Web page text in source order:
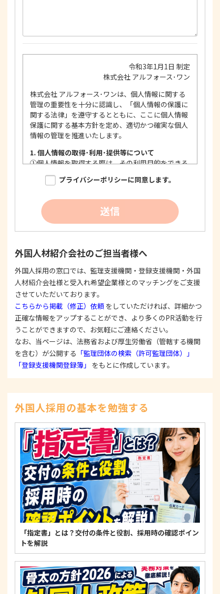
令和3年1月1日 制定
株式会社 アルフォース･ワン
株式会社 アルフォース･ワンは、個人情報に関する
管理の重要性を十分に認識し、「個人情報の保護に
関する法律」を遵守するとともに、ここに個人情報
保護に関する基本方針を定め、適切かつ確実な個人
情報の管理を推進いたします。
1. 個人情報の取得･利用･提供等について
①個人情報を取得する際は、その利用目的をできる
限り明確に特定し、その目的達成に必要な限度に
おいて適法かつ公正な手段を用い、同意を得て取
個人情報を利用する際は、本人に明示、通知、ま
たは公表した利用目的の範囲内に限定し、それに
反する目的外利用を行なわないための措置を講じ
する際は、本人が同意を与えた利用目的の範囲内
で、適法にこれを行います。
2. 安全対策の実施について
個人情報の正確性およびその利用の安全性を確保す
るため、情報セキュリティ対策を始めとする安全措
置を構築し、個人情報への不正アクセス、個人情報
の漏洩、滅失または毀損等の的確な防止とセキュリ
ティの是正に努めます。
3. 苦情および相談等に対する適正な対応について
本人からの苦情および相談があった場合には、適切
示、訂正、削除、または利用もしくは提供の停止等
を求められたときは、適法かつ遅滞なく応じます。
4. 法令・指針・規範の遵守について
適正な個人情報保護の実現のため、個人情報の取扱
いに関する法令、国が定める指針およびその他の規
範を遵守します。
個人情報に関するお問い合わせ窓口
〒125-0061東京都葛飾区亀有3-21-11 藍ビル202
TEL：0120-550-580
株式会社 アルフォース･ワン 個人情報保護担当
プライバシーポリシーに同意します。
送信
外国人材紹介会社のご担当者様へ
外国人採用の窓口では、監理支援機関・登録支援機関・外国
人材紹介会社様と受入れ希望企業様とのマッチングをご支援
させていただいております。
こちらから掲載（修正）依頼 をしていただければ、詳細かつ
正確な情報をアップすることができ、より多くのPR活動を行
うことができますので、お気軽にご連絡ください。
なお、当ページは、法務省および厚生労働省（管轄する機関
を含む）が公開する 「監理団体の検索（許可監理団体）」
「登録支援機関登録簿」
をもとに作成しています。
外国人採用の基本を勉強する
「指定書」とは？交付の条件と役割、採用時の確認ポイン
トを解説